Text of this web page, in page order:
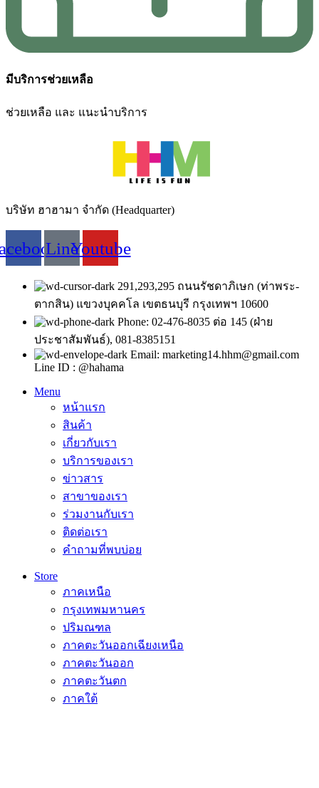
มีบริการช่วยเหลือ
ช่วยเหลือ และ แนะนำบริการ
บริษัท ฮาฮามา จำกัด (Headquarter)
LineYoutube
291,293,295 ถนนรัชดาภิเษก (ท่าพระ-
ตากสิน) แขวงบุคคโล เขตธนบุรี กรุงเทพฯ 10600
Phone: 02-476-8035 ต่อ 145 (ฝ่าย
ประชาสัมพันธ์), 081-8385151
Email: marketing14.hhm@gmail.com
Line ID : @hahama
Menu
หน้าแรก
สินค้า
เกี่ยวกับเรา
บริการของเรา
ข่าวสาร
สาขาของเรา
ร่วมงานกับเรา
ติดต่อเรา
คำถามที่พบบ่อย
Store
ภาคเหนือ
กรุงเทพมหานคร
ปริมณฑล
ภาคตะวันออกเฉียงเหนือ
ภาคตะวันออก
ภาคตะวันตก
ภาคใต้